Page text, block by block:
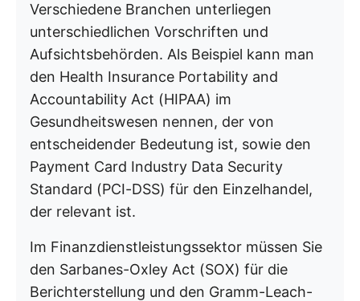
Verschiedene Branchen unterliegen
unterschiedlichen Vorschriften und
Aufsichtsbehörden. Als Beispiel kann man
den Health Insurance Portability and
Accountability Act (HIPAA) im
Gesundheitswesen nennen, der von
entscheidender Bedeutung ist, sowie den
Payment Card Industry Data Security
Standard (PCI-DSS) für den Einzelhandel,
der relevant ist.
Im Finanzdienstleistungssektor müssen Sie
den Sarbanes-Oxley Act (SOX) für die
Berichterstellung und den Gramm-Leach-